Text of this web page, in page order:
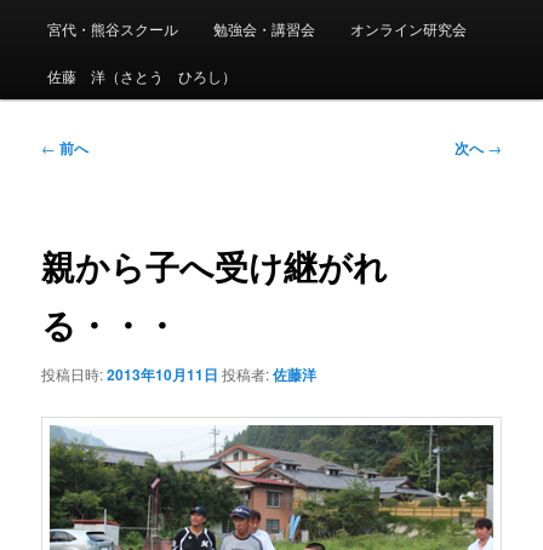
宮代・熊谷スクール 勉強会・講習会 オンライン研究会
佐藤 洋（さとう ひろし）
投
ゲ
ー
ョ
ン
← 前へ 次へ→
親から子へ受け継がれ
る・・・
投稿日時:2013年10月11日 投稿者:佐藤洋